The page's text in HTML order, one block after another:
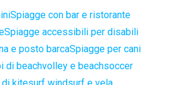
Spiagge con bar e ristorante
Spiagge accessibili per disabili
e posto barcaSpiagge per cani
di beachvolley e beachsoccer